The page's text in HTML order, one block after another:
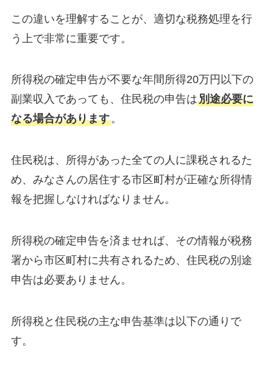
この違いを理解することが、適切な税務処理を行
う上で非常に重要です。
所得税の確定申告が不要な年間所得20万円以下の
副業収入であっても、住民税の申告は別途必要に
なる場合があります。
住民税は、所得があった全ての人に課税されるた
め、みなさんの居住する市区町村が正確な所得情
報を把握しなければなりません。
所得税の確定申告を済ませれば、その情報が税務
署から市区町村に共有されるため、住民税の別途
申告は必要ありません。
所得税と住民税の主な申告基準は以下の通りで
す。